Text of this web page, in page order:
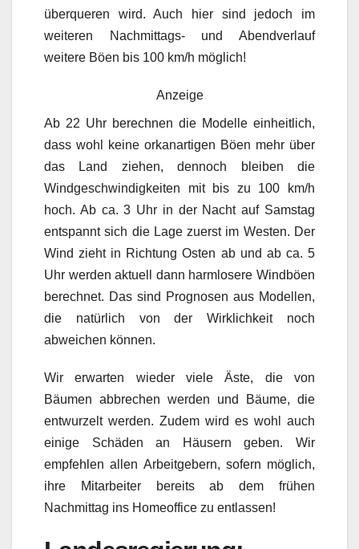
überqueren wird. Auch hier sind jedoch im
weiteren Nachmittags- und Abendverlauf
weitere Böen bis 100 km/h möglich!
Anzeige
Ab 22 Uhr berechnen die Modelle einheitlich,
dass wohl keine orkanartigen Böen mehr über
das Land ziehen, dennoch bleiben die
Windgeschwindigkeiten mit bis zu 100 km/h
hoch. Ab ca. 3 Uhr in der Nacht auf Samstag
entspannt sich die Lage zuerst im Westen. Der
Wind zieht in Richtung Osten ab und ab ca. 5
Uhr werden aktuell dann harmlosere Windböen
berechnet. Das sind Prognosen aus Modellen,
die natürlich von der Wirklichkeit noch
abweichen können.
Wir erwarten wieder viele Äste, die von
Bäumen abbrechen werden und Bäume, die
entwurzelt werden. Zudem wird es wohl auch
einige Schäden an Häusern geben. Wir
empfehlen allen Arbeitgebern, sofern möglich,
ihre Mitarbeiter bereits ab dem frühen
Nachmittag ins Homeoffice zu entlassen!